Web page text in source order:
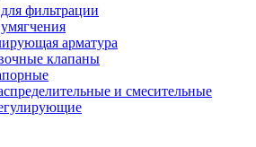
фильтрации
арматура
клапаны
и смесительные